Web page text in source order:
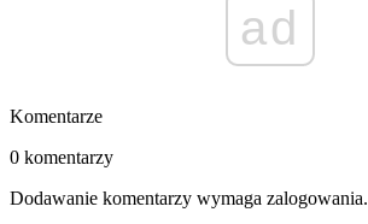
ad
Komentarze
0 komentarzy
Dodawanie komentarzy wymaga zalogowania.